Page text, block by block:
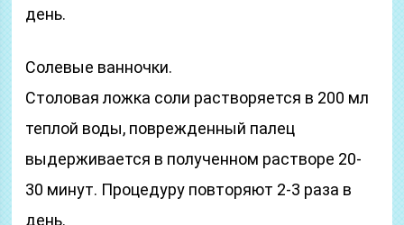
день.
Солевые ванночки.
Столовая ложка соли растворяется в 200 мл
теплой воды, поврежденный палец
выдерживается в полученном растворе 20-
30 минут. Процедуру повторяют 2-3 раза в
день.